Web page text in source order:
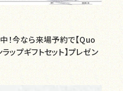
！今なら来場予約で【Quo
ップギフトセット】プレゼン